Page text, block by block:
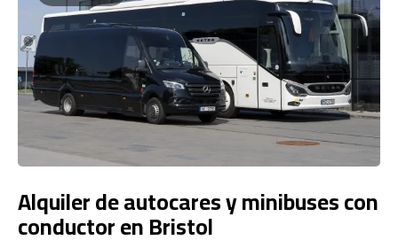
Alquiler de autocares y minibuses con
conductor en Bristol